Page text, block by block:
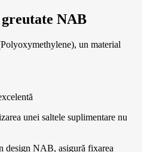
NAB
un material
unei saltele suplimentare nu
design NAB, asigură fixarea